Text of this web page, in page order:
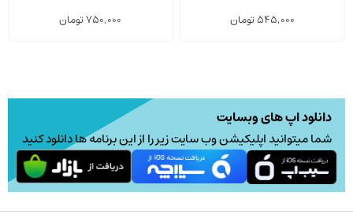
545,000تومان 750,000تومان
دانلود اپ های وبسایت
شما میتوانید اپلیکیشن وب سایت زیر را از این برنامه ها دانلود کنید